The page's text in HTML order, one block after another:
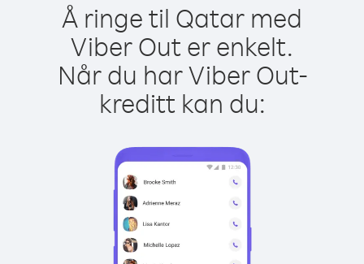
Å ringe til Qatar med
Viber Out er enkelt.
Når du har Viber Out-
kreditt kan du: